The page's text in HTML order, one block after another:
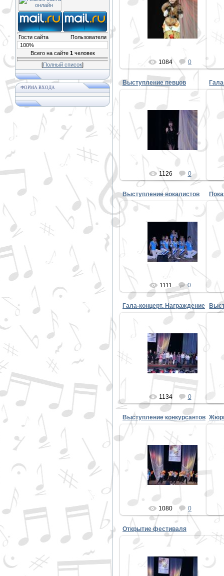
Гости сайта
Пользователи
100%
Всего на сайте 1человек
[Полный список]
ФОРМА ВХОДА
01.11.2013
PETER
1084 0
Выступление певцов
30.10.2013
PETER
1126 0
Выступление вокалистов
30.10.2013
PETER
1111 0
Гала-концерт. Награждение
30.10.2013
PETER
1134 0
Выступление конкурсантов
30.10.2013
PETER
1080 0
Открытие фестиваля
30.10.2013